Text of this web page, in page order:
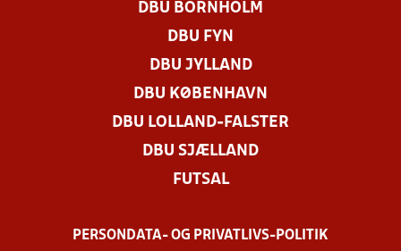
DBU BORNHOLM
DBU FYN
DBU JYLLAND
DBU KØBENHAVN
DBU LOLLAND-FALSTER
DBU SJÆLLAND
FUTSAL
PERSONDATA- OG PRIVATLIVS-POLITIK